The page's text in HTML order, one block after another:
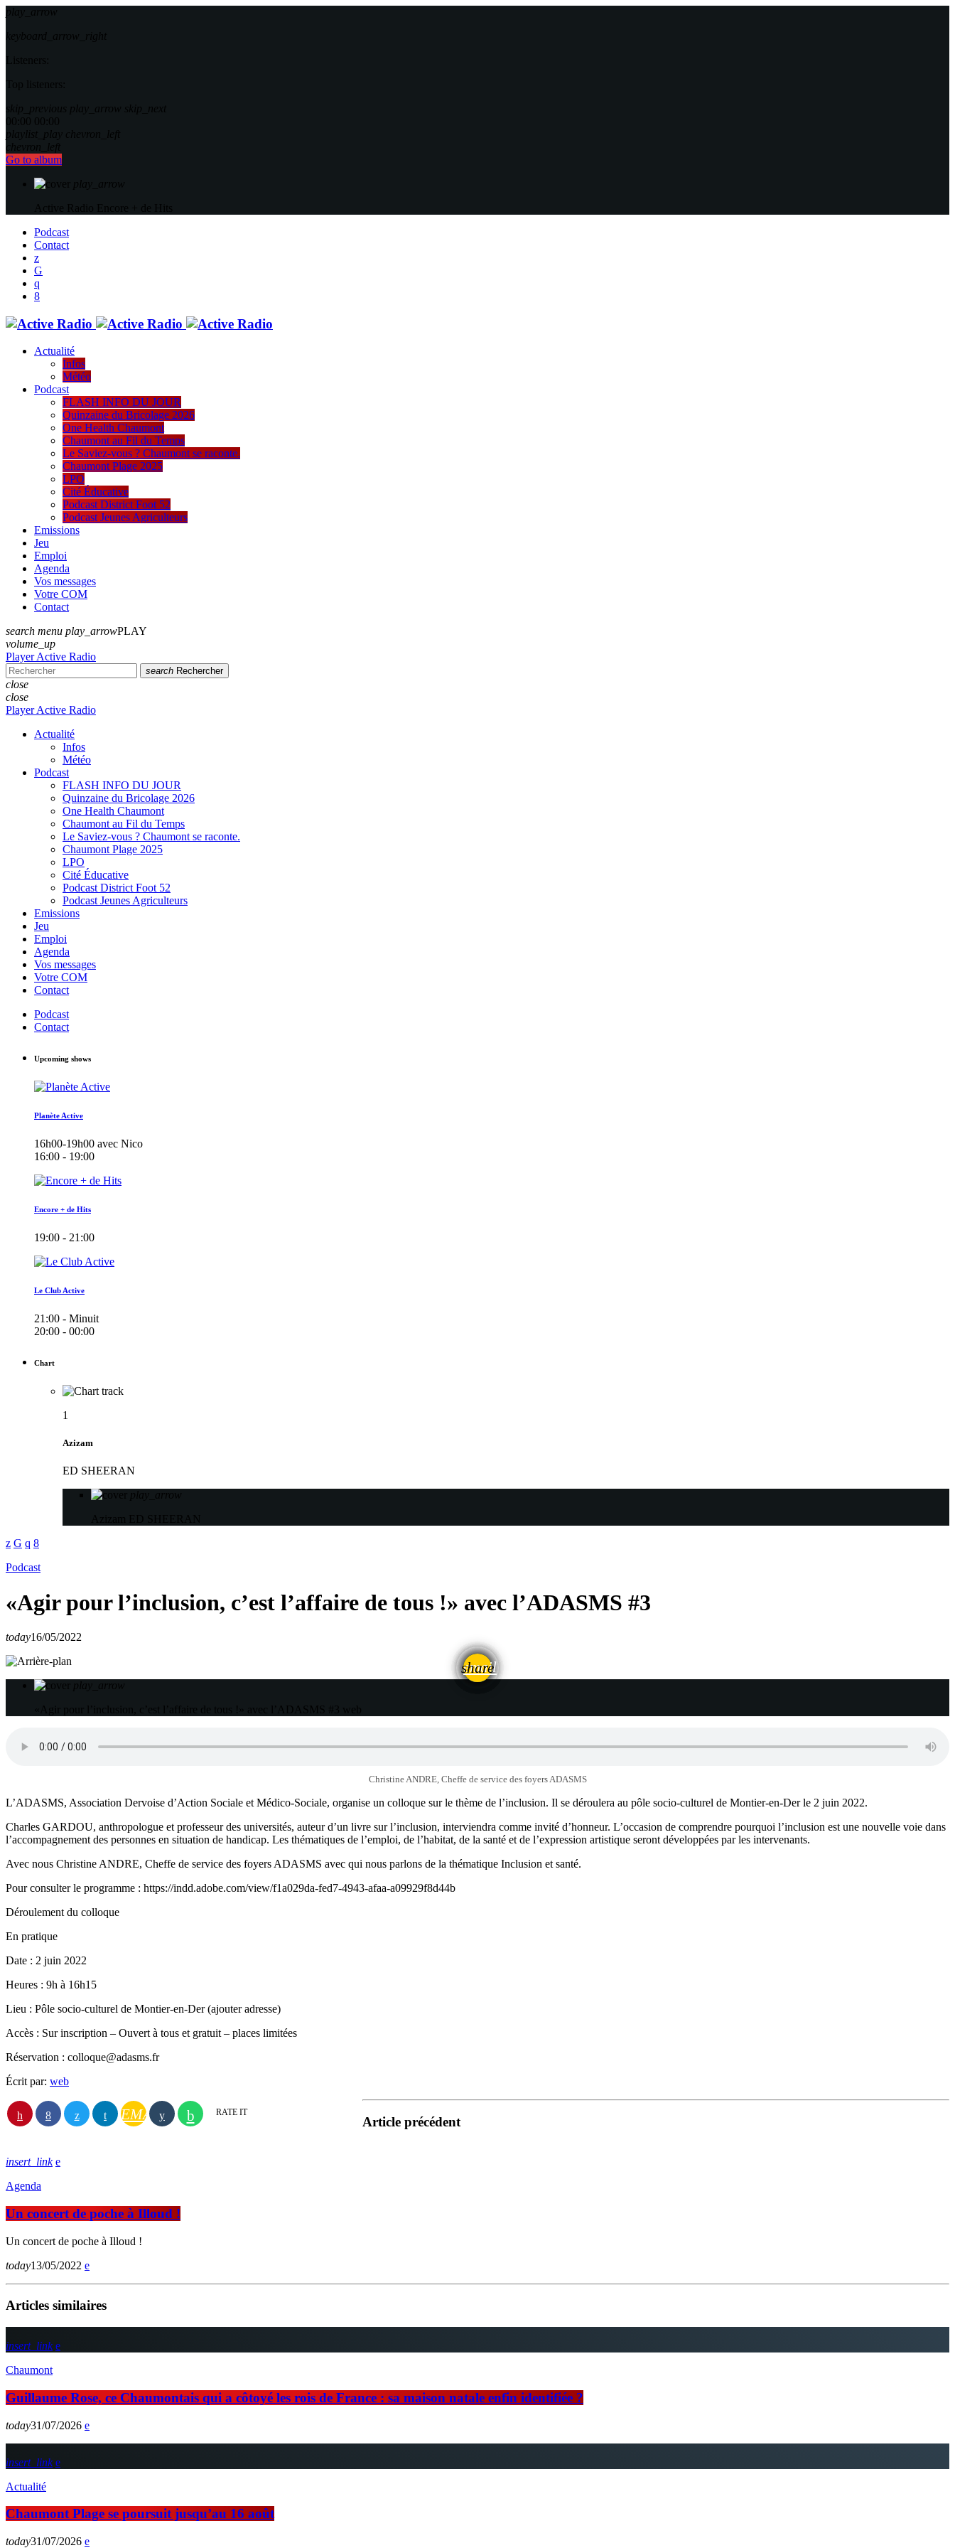
play_arrow
keyboard_arrow_right
Listeners:
Top listeners:
skip_previous play_arrow skip_next
00:00 00:00
playlist_play chevron_left
chevron_left
Go to album
play_arrow
Active Radio Encore + de Hits
Podcast
Contact
Actualité
Infos
Météo
Podcast
FLASH INFO DU JOUR
Quinzaine du Bricolage 2026
One Health Chaumont
Chaumont au Fil du Temps
Le Saviez-vous ? Chaumont se raconte.
Chaumont Plage 2025
LPO
Cité Éducative
Podcast District Foot 52
Podcast Jeunes Agriculteurs
Emissions
Jeu
Emploi
Agenda
Vos messages
Votre COM
Contact
search menu play_arrowPLAY
volume_up
Player Active Radio
search Rechercher
close
close
Player Active Radio
Actualité
Infos
Météo
Podcast
FLASH INFO DU JOUR
Quinzaine du Bricolage 2026
One Health Chaumont
Chaumont au Fil du Temps
Le Saviez-vous ? Chaumont se raconte.
Chaumont Plage 2025
LPO
Cité Éducative
Podcast District Foot 52
Podcast Jeunes Agriculteurs
Emissions
Jeu
Emploi
Agenda
Vos messages
Votre COM
Contact
Podcast
Contact
Upcoming shows
Planète Active
16h00-19h00 avec Nico
16:00 - 19:00
Encore + de Hits
19:00 - 21:00
Le Club Active
21:00 - Minuit
20:00 - 00:00
Chart
1
Azizam
ED SHEERAN
play_arrow
Azizam
ED SHEERAN
Podcast
«Agir pour l’inclusion, c’est l’affaire de tous !» avec l’ADASMS #3
today16/05/2022
share
email
play_arrow
«Agir pour l’inclusion, c’est l’affaire de tous !» avec l’ADASMS #3 web
Christine ANDRE, Cheffe de service des foyers ADASMS
L’ADASMS, Association Dervoise d’Action Sociale et Médico-Sociale, organise un colloque sur le thème de l’inclusion. Il se déroulera au pôle socio-culturel de Montier-en-Der le 2 juin 2022.
Charles GARDOU, anthropologue et professeur des universités, auteur d’un livre sur l’inclusion, interviendra comme invité d’honneur. L’occasion de comprendre pourquoi l’inclusion est une nouvelle voie dans
l’accompagnement des personnes en situation de handicap. Les thématiques de l’emploi, de l’habitat, de la santé et de l’expression artistique seront développées par les intervenants.
Avec nous Christine ANDRE, Cheffe de service des foyers ADASMS avec qui nous parlons de la thématique Inclusion et santé.
Pour consulter le programme : https://indd.adobe.com/view/f1a029da-fed7-4943-afaa-a09929f8d44b
Déroulement du colloque
En pratique
Date : 2 juin 2022
Heures : 9h à 16h15
Lieu : Pôle socio-culturel de Montier-en-Der (ajouter adresse)
Accès : Sur inscription – Ouvert à tous et gratuit – places limitées
Réservation : colloque@adasms.fr
Écrit par: web
EMAIL RATE IT
Article précédent
insert_link
Agenda
Un concert de poche à Illoud !
Un concert de poche à Illoud !
today13/05/2022
Articles similaires
insert_link
Chaumont
Guillaume Rose, ce Chaumontais qui a côtoyé les rois de France : sa maison natale enfin identifiée ?
today31/07/2026
insert_link
Actualité
Chaumont Plage se poursuit jusqu’au 16 août
today31/07/2026